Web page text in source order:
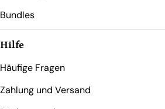
Bundles
Hilfe
Häufige Fragen
Zahlung und Versand